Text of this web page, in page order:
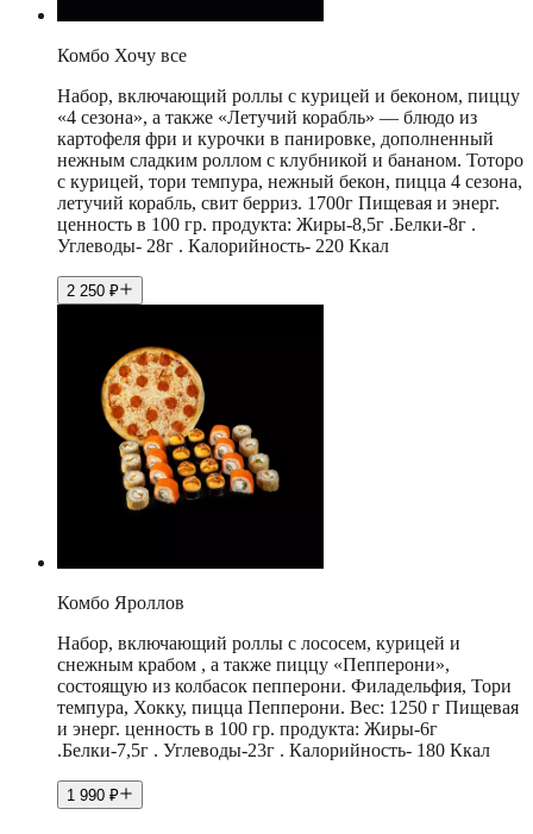
Комбо Хочу все
Набор, включающий роллы с курицей и беконом, пиццу
«4 сезона», а также «Летучий корабль» — блюдо из
картофеля фри и курочки в панировке, дополненный
нежным сладким роллом с клубникой и бананом. Тоторо
с курицей, тори темпура, нежный бекон, пицца 4 сезона,
летучий корабль, свит берриз. 1700г Пищевая и энерг.
ценность в 100 гр. продукта: Жиры-8,5г .Белки-8г .
Углеводы- 28г . Калорийность- 220 Ккал
2 250 ₽
Комбо Яроллов
Набор, включающий роллы с лососем, курицей и
снежным крабом , а также пиццу «Пепперони»,
состоящую из колбасок пепперони. Филадельфия, Тори
темпура, Хокку, пицца Пепперони. Вес: 1250 г Пищевая
и энерг. ценность в 100 гр. продукта: Жиры-6г
.Белки-7,5г . Углеводы-23г . Калорийность- 180 Ккал
1 990 ₽